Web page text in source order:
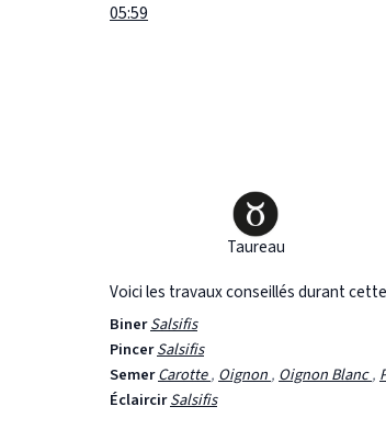
05:59
Taureau
Voici les travaux conseillés durant
BinerSalsifis
PincerSalsifis
SemerCarotte, Oignon, Oignon Blanc,
ÉclaircirSalsifis